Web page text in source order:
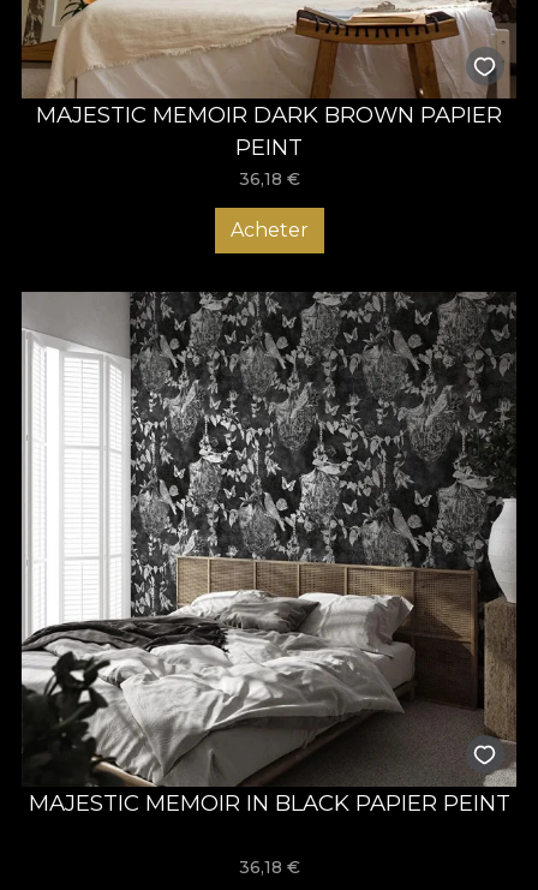
MAJESTIC MEMOIR DARK BROWN PAPIER
PEINT
36,18 €
Acheter
MAJESTIC MEMOIR IN BLACK PAPIER PEINT
36,18 €